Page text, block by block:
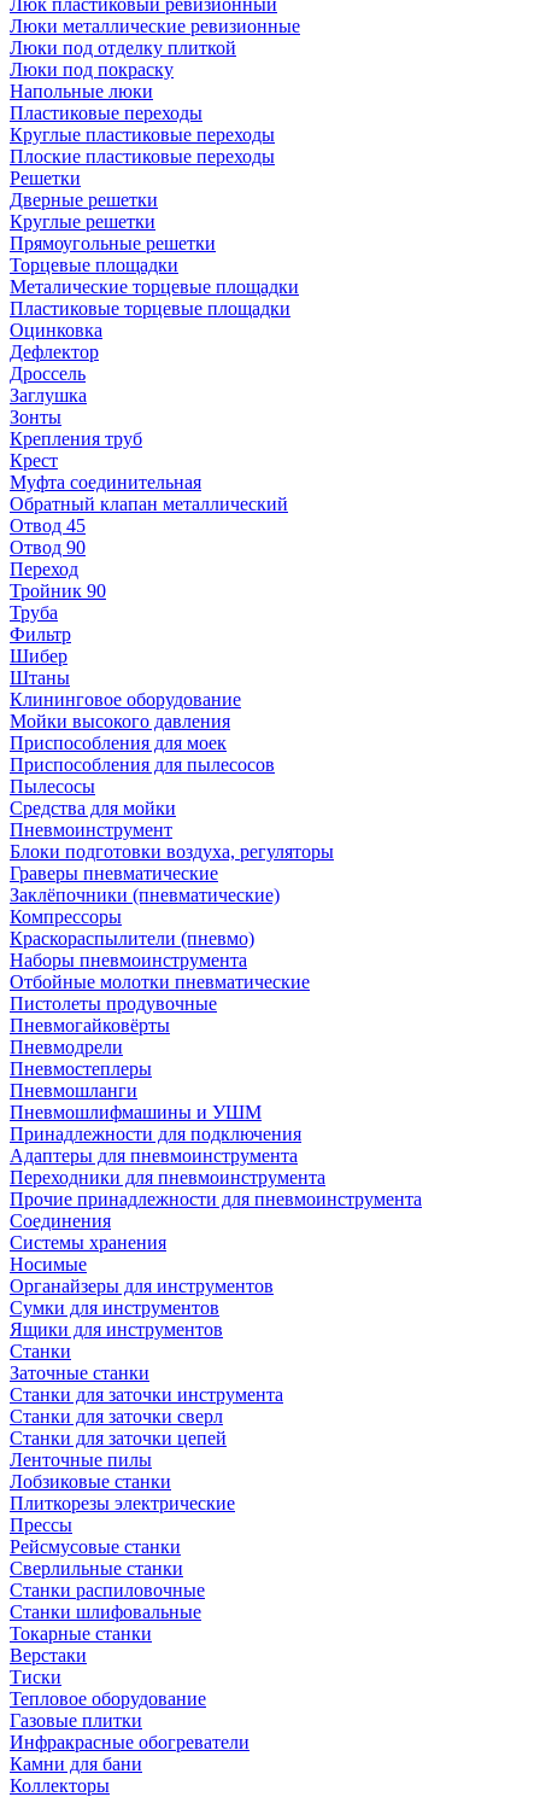
Люк пластиковый ревизионный
Люки металлические ревизионные
Люки под отделку плиткой
Люки под покраску
Напольные люки
Пластиковые переходы
Круглые пластиковые переходы
Плоские пластиковые переходы
Решетки
Дверные решетки
Круглые решетки
Прямоугольные решетки
Торцевые площадки
Металические торцевые площадки
Пластиковые торцевые площадки
Оцинковка
Дефлектор
Дроссель
Заглушка
Зонты
Крепления труб
Крест
Муфта соединительная
Обратный клапан металлический
Отвод 45
Отвод 90
Переход
Тройник 90
Труба
Фильтр
Шибер
Штаны
Клининговое оборудование
Мойки высокого давления
Приспособления для моек
Приспособления для пылесосов
Пылесосы
Средства для мойки
Пневмоинструмент
Блоки подготовки воздуха, регуляторы
Граверы пневматические
Заклёпочники (пневматические)
Компрессоры
Краскораспылители (пневмо)
Наборы пневмоинструмента
Отбойные молотки пневматические
Пистолеты продувочные
Пневмогайковёрты
Пневмодрели
Пневмостеплеры
Пневмошланги
Пневмошлифмашины и УШМ
Принадлежности для подключения
Адаптеры для пневмоинструмента
Переходники для пневмоинструмента
Прочие принадлежности для пневмоинструмента
Соединения
Системы хранения
Носимые
Органайзеры для инструментов
Сумки для инструментов
Ящики для инструментов
Станки
Заточные станки
Станки для заточки инструмента
Станки для заточки сверл
Станки для заточки цепей
Ленточные пилы
Лобзиковые станки
Плиткорезы электрические
Прессы
Рейсмусовые станки
Сверлильные станки
Станки распиловочные
Станки шлифовальные
Токарные станки
Верстаки
Тиски
Тепловое оборудование
Газовые плитки
Инфракрасные обогреватели
Камни для бани
Коллекторы